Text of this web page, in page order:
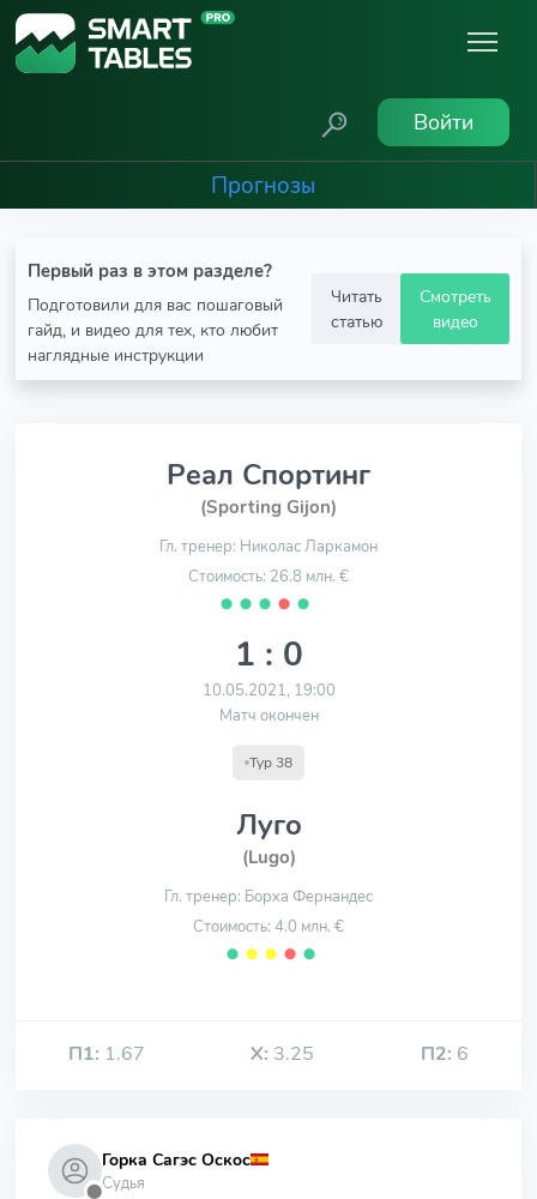
Войти
Прогнозы
Первый раз в этом разделе?
Подготовили для вас пошаговый
гайд, и видео для тех, кто любит
наглядные инструкции
Читать
статью
Смотреть
видео
Реал Спортинг
(Sporting Gijon)
Гл. тренер: Николас Ларкамон
Стоимость: 26.8 млн. €
⬤ ⬤ ⬤ ⬤ ⬤
1 : 0
10.05.2021, 19:00
Матч окончен
Тур 38
Луго
(Lugo)
Гл. тренер: Борха Фернандес
Стоимость: 4.0 млн. €
⬤ ⬤ ⬤ ⬤ ⬤
П1: 1.67 Х: 3.25 П2: 6
⬤
Горка Сагэс Оскос
Судья